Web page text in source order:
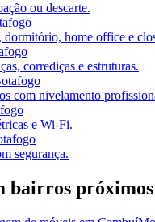
ou descarte.
dormitório, home office e
corrediças e estruturas.
com nivelamento
e Wi-Fi.
segurança.
bairros próximos